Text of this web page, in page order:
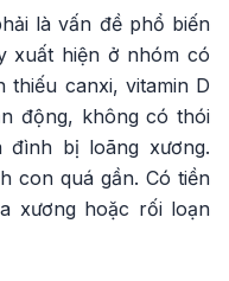
là vấn đề phổ biến
xuất hiện ở nhóm có
canxi, vitamin D
động, không có thói
đình bị loãng xương.
con quá gần. Có tiền
xương hoặc rối loạn